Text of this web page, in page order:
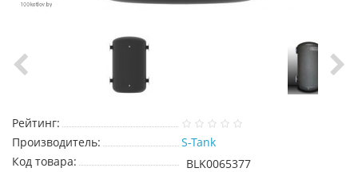
Рейтинг:
Производитель:
S-Tank
Код товара:
BLK0065377